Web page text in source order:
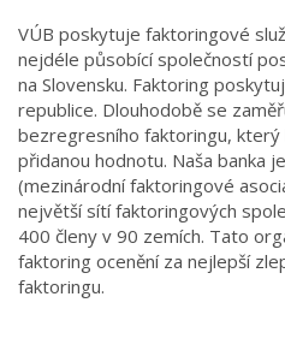
VÚB poskytuje faktoringové
nejdéle působící společností
na Slovensku. Faktoring
republice. Dlouhodobě se
bezregresního faktoringu, který
přidanou hodnotu. Naša banka
(mezinárodní faktoringové
největší sítí faktoringových
400 členy v 90 zemích. Tato
faktoring ocenění za nejlepší
faktoringu.